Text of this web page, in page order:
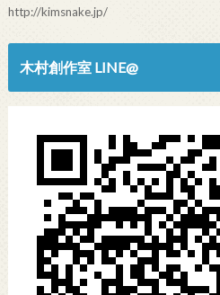
http://kimsnake.jp/
木村創作室 LINE@